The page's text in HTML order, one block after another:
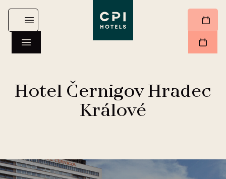
Hotel Černigov Hradec
Králové